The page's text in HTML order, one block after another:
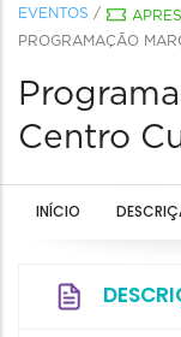
EVENTOS /
PROGRAMAÇÃO
Centro
INÍCIO